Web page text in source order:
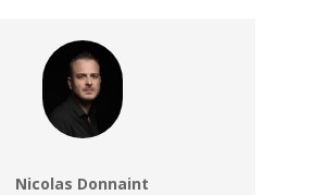
Nicolas Donnaint